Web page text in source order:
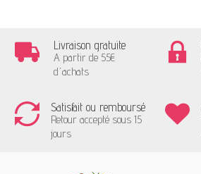
Livraison gratuite
A partir de 55€
d'achats
Satisfait ou remboursé
Retour accepté sous 15
jours